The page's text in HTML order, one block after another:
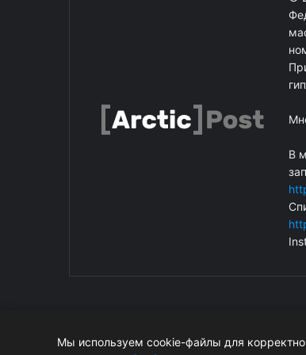
В
© ArcticPost. Информация сайта
Мы используем cookie-файлы для